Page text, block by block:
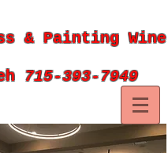
& Painting Wine
715-393-7949